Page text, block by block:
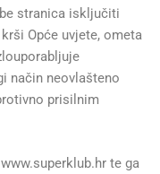
stranica isključiti
Opće uvjete, ometa
način neovlašteno
prisilnim
te ga